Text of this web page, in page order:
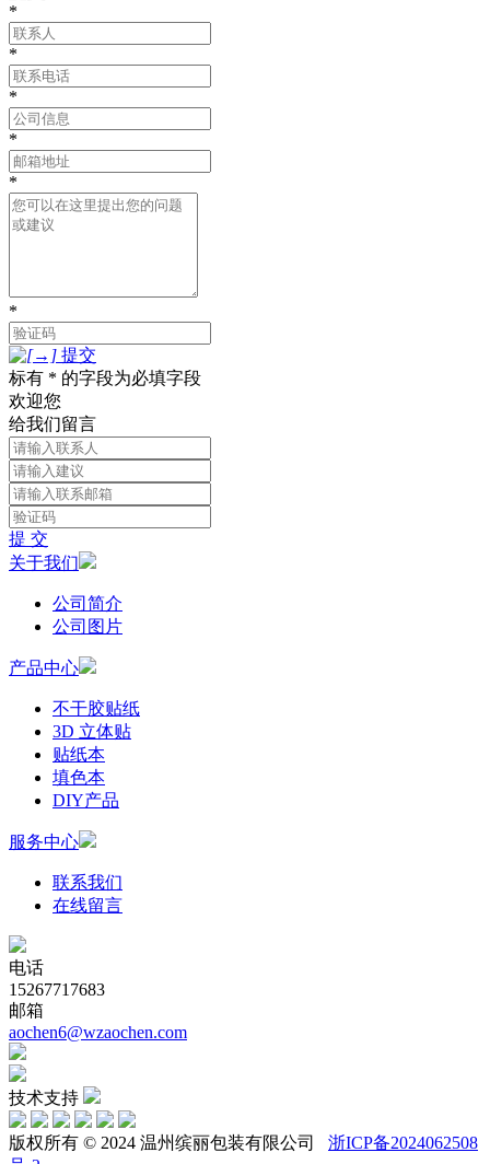
*
*
*
*
*
*
提交
标有 * 的字段为必填字段
欢迎您
给我们留言
提 交
关于我们
公司简介
公司图片
产品中心
不干胶贴纸
3D 立体贴
贴纸本
填色本
DIY产品
服务中心
联系我们
在线留言
电话
15267717683
邮箱
aochen6@wzaochen.com
技术支持
版权所有 © 2024 温州缤丽包装有限公司 浙ICP备2024062508